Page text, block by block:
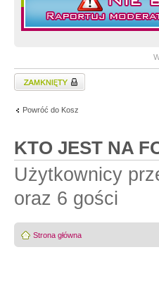
Zablokowany temat
Powróć do Kosz
KTO JEST NA
Użytkownicy
oraz 6 gości
Strona główna